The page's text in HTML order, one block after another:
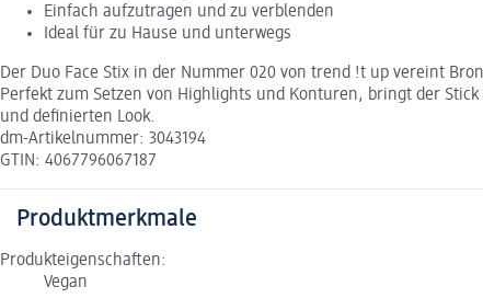
Einfach aufzutragen und zu verblenden
Ideal für zu Hause und unterwegs
Der Duo Face Stix in der Nummer 020 von trend !t up vereint
Perfekt zum Setzen von Highlights und Konturen, bringt der
und definierten Look.
dm-Artikelnummer: 3043194
GTIN: 4067796067187
Produktmerkmale
Produkteigenschaften:
Vegan